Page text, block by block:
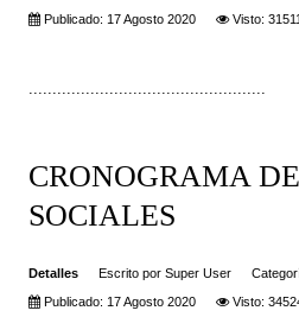
Publicado: 17 Agosto 2020
Visto:
..................................................
CRONOGRAMA
SOCIALES
Detalles Escrito porSuper User
Publicado: 17 Agosto 2020
Visto: